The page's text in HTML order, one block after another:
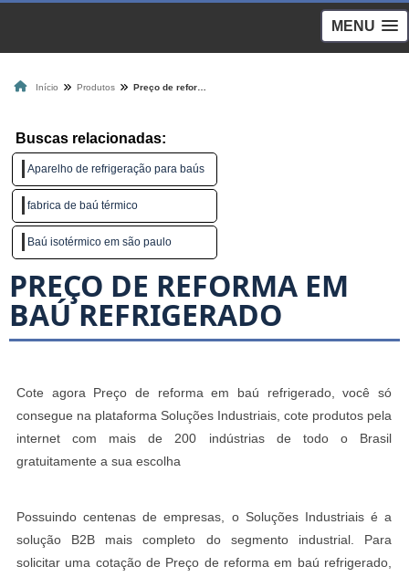
MENU
Início Produtos
Buscas relacionadas:
Aparelho de refrigeração para baús
fabrica de baú térmico
Baú isotérmico em são paulo
PREÇO DE REFORMA EM
BAÚ REFRIGERADO
Cote agora Preço de reforma em baú refrigerado, você só
consegue na plataforma Soluções Industriais, cote produtos pela
internet com mais de 200 indústrias de todo o Brasil
gratuitamente a sua escolha
Possuindo centenas de empresas, o Soluções Industriais é a
solução B2B mais completo do segmento industrial. Para
solicitar uma cotação de Preço de reforma em baú refrigerado,